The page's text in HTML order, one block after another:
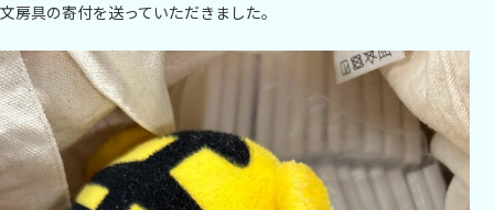
文房具の寄付を送っていただきました。